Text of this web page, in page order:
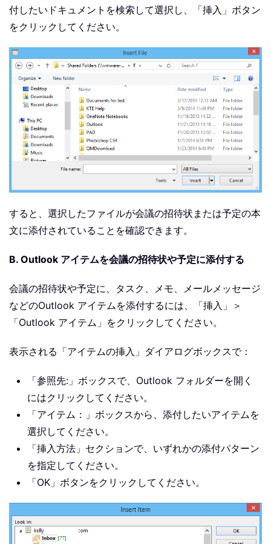
付したいドキュメントを検索して選択し、「挿入」ボタン
をクリックしてください。
すると、選択したファイルが会議の招待状または予定の本
文に添付されていることを確認できます。
B. Outlook アイテムを会議の招待状や予定に添付する
会議の招待状や予定に、タスク、メモ、メールメッセージ
などのOutlook アイテムを添付するには、「挿入」＞
「Outlook アイテム」をクリックしてください。
表示される「アイテムの挿入」ダイアログボックスで：
「参照先:」ボックスで、Outlook フォルダーを開く
にはクリックしてください。
「アイテム：」ボックスから、添付したいアイテムを
選択してください。
「挿入方法」セクションで、いずれかの添付パターン
を指定してください。
「OK」ボタンをクリックしてください。